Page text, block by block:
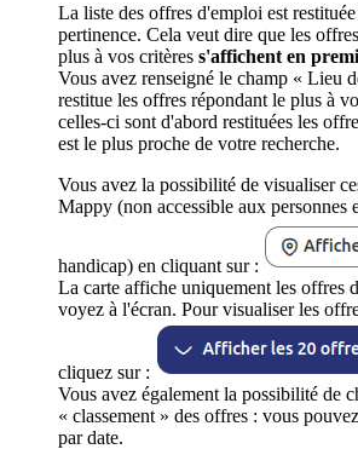
La liste des offres d'emploi est
pertinence. Cela veut dire que les
plus à vos critères s'affichent en
Vous avez renseigné le champ « Lieu
restitue les offres répondant le plus à
celles-ci sont d'abord restituées les
est le plus proche de votre recherche.
Vous avez la possibilité de visualiser
Mappy (non accessible aux personnes
handicap) en cliquant sur :
La carte affiche uniquement les offres
voyez à l'écran. Pour visualiser les
cliquez sur :
Vous avez également la possibilité de
« classement » des offres : vous
par date.